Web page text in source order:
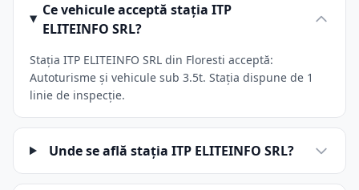
Ce vehicule acceptă stația ITP
ELITEINFO SRL?
Stația ITP ELITEINFO SRL din Floresti acceptă:
Autoturisme și vehicule sub 3.5t. Stația dispune de 1
linie de inspecție.
Unde se află stația ITP ELITEINFO SRL?